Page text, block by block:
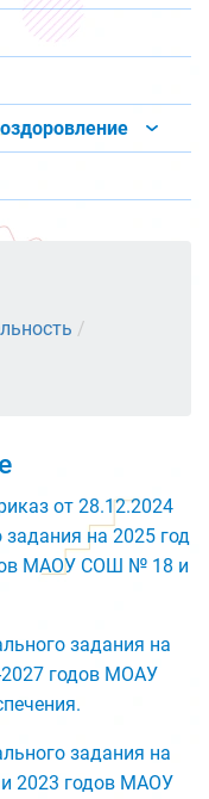
/
от 28.12.2024
на 2025 год
МАОУ СОШ № 18 и
задания на
2027 годов МОАУ
задания на
2023 годов МАОУ